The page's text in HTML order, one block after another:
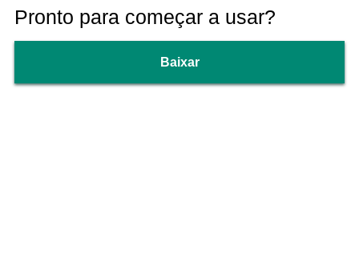
Pronto para começar a usar?
Baixar